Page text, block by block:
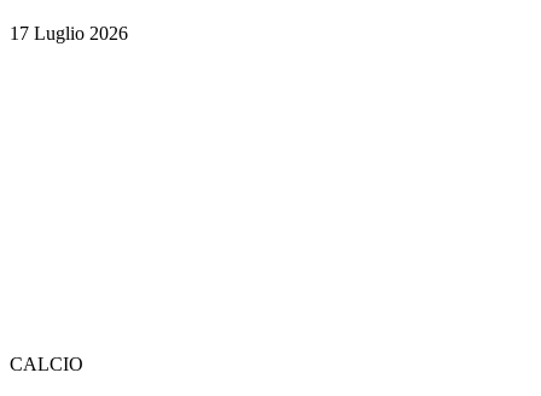
17 Luglio 2026
CALCIO